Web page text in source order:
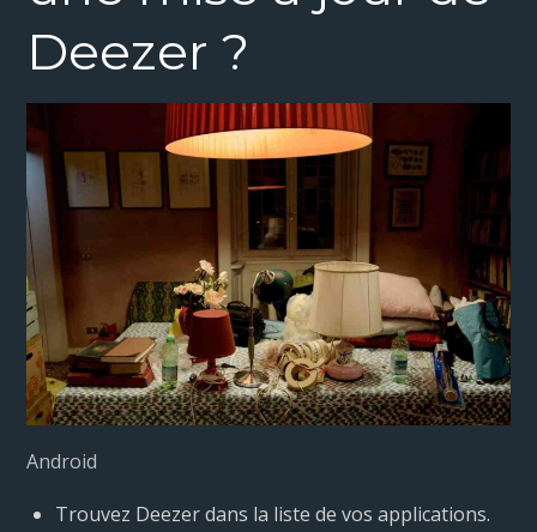
Deezer ?
Android
Trouvez Deezer dans la liste de vos applications.